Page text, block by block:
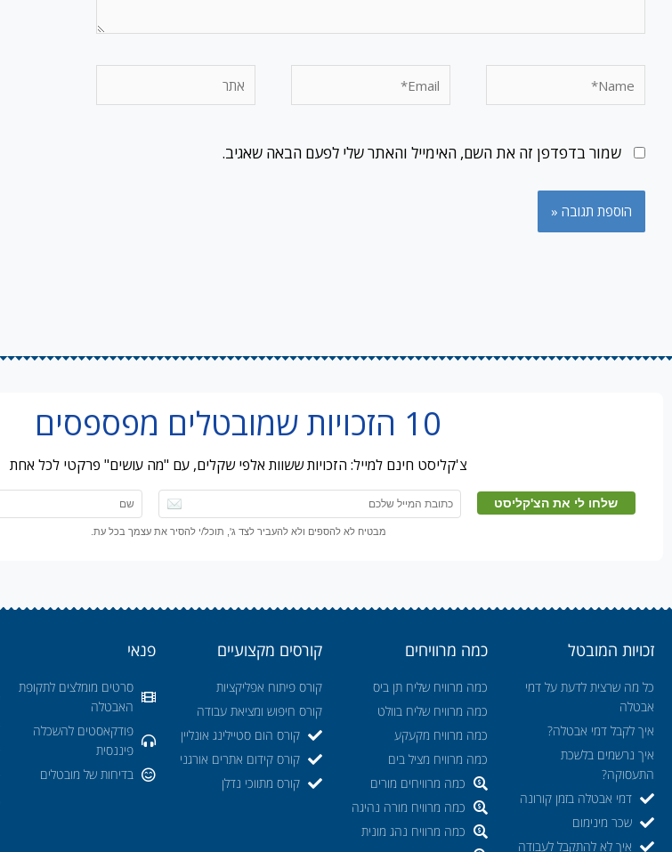
Email*
שמור בדפדפן זה את השם, האימייל והאתר שלי לפעם הבאה שאגיב.
10 הזכויות שמובטלים מפספסים
צ'קליסט חינם למייל: הזכויות ששוות אלפי שקלים, עם "מה עושים" פרקטי לכל אחת
מבטיח לא להספים ולא להעביר לצד ג', תוכל/י להסיר את עצמך בכל עת.
זכויות המובטל
כל מה שרצית לדעת על דמי
אבטלה
איך לקבל דמי אבטלה?
איך נרשמים בלשכת
התעסוקה?
דמי אבטלה בזמן קורונה
שכר מינימום
איך לא להתקבל לעבודה
כמה מרוויחים
כמה מרוויח שליח תן ביס
כמה מרוויח שליח בוולט
כמה מרוויח מקעקע
כמה מרוויח מציל בים
כמה מרוויחים מורים
כמה מרוויח מורה נהיגה
כמה מרוויח נהג מונית
קורסים מקצועיים
קורס פיתוח אפליקציות
קורס חיפוש ומציאת עבודה
קורס הום סטיילינג אונליין
קורס קידום אתרים אורגני
קורס מתווכי נדלן
פנאי
סרטים מומלצים לתקופת
האבטלה
פודקאסטים להשכלה
פיננסית
בדיחות של מובטלים